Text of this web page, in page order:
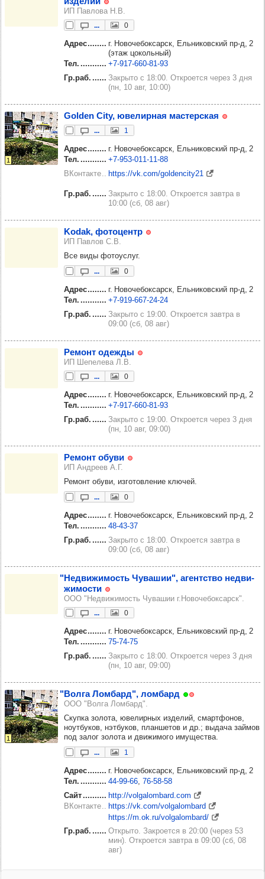
ИП Павлова Н.В.
... 0
Адрес
г. Новочебоксарск, Ельниковский пр‑д, 2
(этаж цокольный)
Тел.
+7‑917‑660‑81‑93
Гр.раб.
Закрыто с 18:00. Откроется через 3 дня
(пн, 10 авг, 10:00)
1
Golden City, юве­лир­ная мас­тер­ская
... 1
Адрес
г. Новочебоксарск, Ельниковский пр‑д, 2
Тел.
+7‑953‑011‑11‑88
ВКонтакте
https://vk.com/goldencity21
Гр.раб.
Закрыто с 18:00. Откроется завтра в
10:00 (сб, 08 авг)
Kodak, фото­центр
ИП Павлов С.В.
Все виды фотоуслуг.
... 0
Адрес
г. Новочебоксарск, Ельниковский пр‑д, 2
Тел.
+7‑919‑667‑24‑24
Гр.раб.
Закрыто с 19:00. Откроется завтра в
09:00 (сб, 08 авг)
Ремонт одежды
ИП Шепелева Л.В.
... 0
Адрес
г. Новочебоксарск, Ельниковский пр‑д, 2
Тел.
+7‑917‑660‑81‑93
Гр.раб.
Закрыто с 19:00. Откроется через 3 дня
(пн, 10 авг, 09:00)
Ремонт обуви
ИП Андреев А.Г.
Ремонт обуви, изготовление ключей.
... 0
Адрес
г. Новочебоксарск, Ельниковский пр‑д, 2
Тел.
48‑43‑37
Гр.раб.
Закрыто с 18:00. Откроется завтра в
09:00 (сб, 08 авг)
"Нед­ви­жи­мость Чува­шии", агентство нед­ви­
жи­мости
ООО "Недвижимость Чувашии г.Новочебоксарск".
... 0
Адрес
г. Новочебоксарск, Ельниковский пр‑д, 2
Тел.
75‑74‑75
Гр.раб.
Закрыто с 18:00. Откроется через 3 дня
(пн, 10 авг, 09:00)
1
"Волга Лом­бард", лом­бард
ООО "Волга Ломбард".
Скупка золота, ювелирных изделий, смартфонов,
ноутбуков, нэтбуков, планшетов и др.; выдача займов
под залог золота и движимого имущества.
... 1
Адрес
г. Новочебоксарск, Ельниковский пр‑д, 2
Тел.
44‑99‑66 76‑58‑58
Сайт
http://volgalombard.com
ВКонтакте
https://vk.com/volgalombard
https://m.ok.ru/volgalombard/
Гр.раб.
Открыто. Закроется в 20:00 (через 53
мин). Откроется завтра в 09:00 (сб, 08
авг)